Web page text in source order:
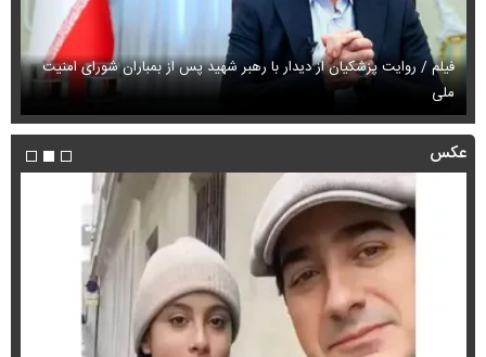
فیلم / روایت پزشکیان از دیدار با رهبر شهید پس از بمباران شورای امنیت
ملی
عکس